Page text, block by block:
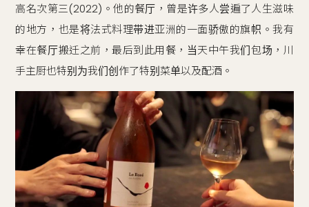
高名次第三(2022)。他的餐厅，曾是许多人尝遍了人生滋味
的地方，也是将法式料理带进亚洲的一面骄傲的旗帜。我有
幸在餐厅搬迁之前，最后到此用餐，当天中午我们包场，川
手主厨也特别为我们创作了特别菜单以及配酒。